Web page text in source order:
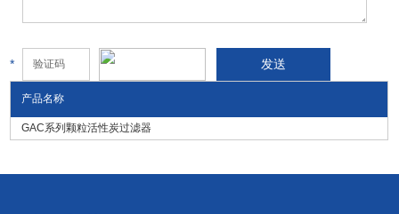
*
产品名称
GAC系列颗粒活性炭过滤器